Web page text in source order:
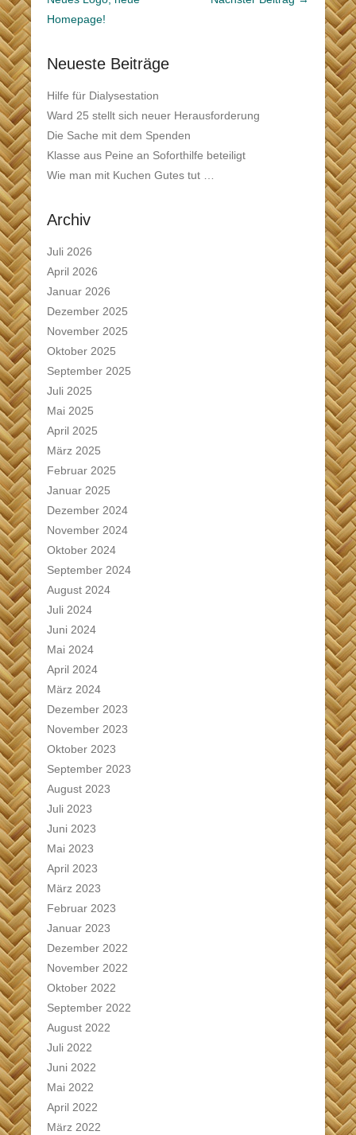
Homepage!
Neueste Beiträge
Hilfe für Dialysestation
Ward 25 stellt sich neuer Herausforderung
Die Sache mit dem Spenden
Klasse aus Peine an Soforthilfe beteiligt
Wie man mit Kuchen Gutes tut …
Archiv
Juli 2026
April 2026
Januar 2026
Dezember 2025
November 2025
Oktober 2025
September 2025
Juli 2025
Mai 2025
April 2025
März 2025
Februar 2025
Januar 2025
Dezember 2024
November 2024
Oktober 2024
September 2024
August 2024
Juli 2024
Juni 2024
Mai 2024
April 2024
März 2024
Dezember 2023
November 2023
Oktober 2023
September 2023
August 2023
Juli 2023
Juni 2023
Mai 2023
April 2023
März 2023
Februar 2023
Januar 2023
Dezember 2022
November 2022
Oktober 2022
September 2022
August 2022
Juli 2022
Juni 2022
Mai 2022
April 2022
März 2022